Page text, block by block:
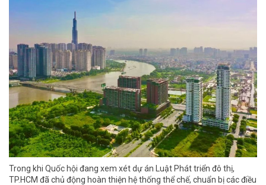
Trong khi Quốc hội đang xem xét dự án Luật Phát triển đô thị,
TP.HCM đã chủ động hoàn thiện hệ thống thể chế, chuẩn bị các điều